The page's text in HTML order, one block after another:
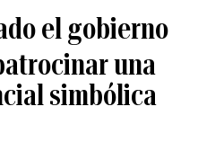
el gobierno
una
simbólica